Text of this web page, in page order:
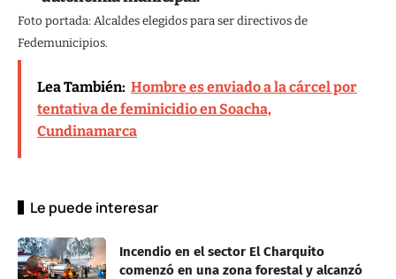
Foto portada: Alcaldes elegidos para ser directivos de
Fedemunicipios.
Lea También: Hombre es enviado a la cárcel por
tentativa de feminicidio en Soacha,
Cundinamarca
Le puede interesar
Incendio en el sector El Charquito
comenzó en una zona forestal y alcanzó